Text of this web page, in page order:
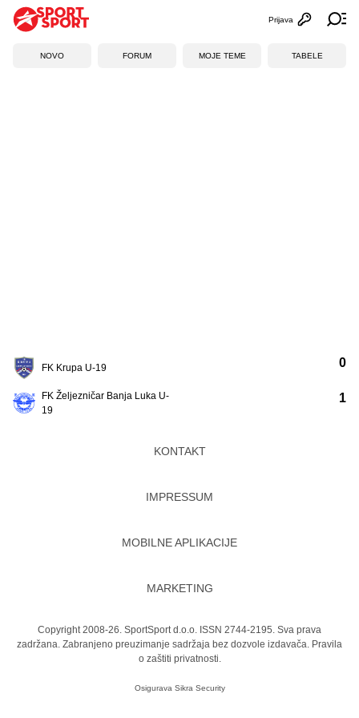
Otvori
Prijava
NOVO FORUM MOJE TEME TABELE
FK Krupa U-19
FK Željezničar Banja Luka U-
19
0
1
KONTAKT
IMPRESSUM
MOBILNE APLIKACIJE
MARKETING
Copyright 2008-26. SportSport d.o.o. ISSN 2744-2195. Sva prava
zadržana. Zabranjeno preuzimanje sadržaja bez dozvole izdavača. Pravila
o zaštiti privatnosti.
Osigurava Sikra Security